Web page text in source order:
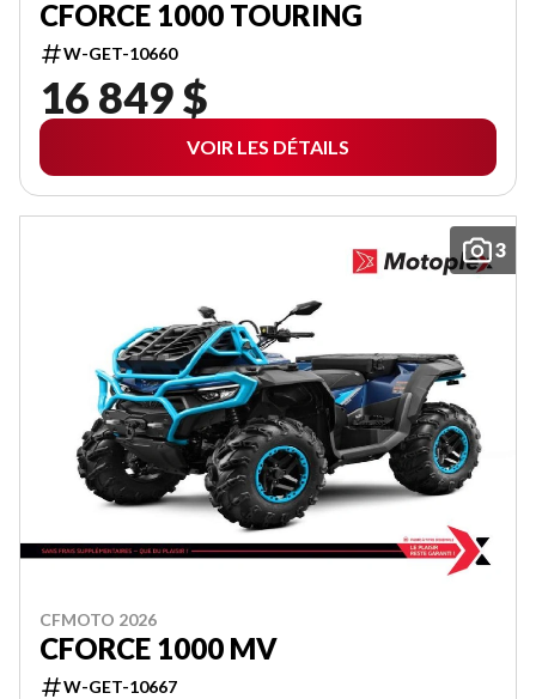
CFORCE 1000 TOURING
W-GET-10660
16 849 $
VOIR LES DÉTAILS
3
CFMOTO 2026
CFORCE 1000 MV
W-GET-10667